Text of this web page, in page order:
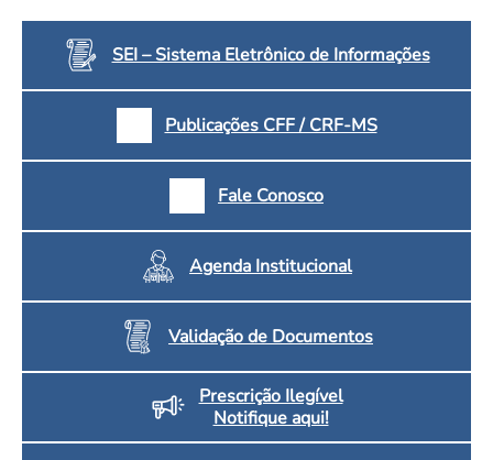
Consulta de Farmacêuticos e Estabelecimentos Inscritos no CRF/MS
Calendário Eleitoral
Candidatos
Dúvidas Frequentes
Eleições Anteriores
SEI – Sistema Eletrônico de Informações
Publicações CFF / CRF-MS
Fale Conosco
Agenda Institucional
Validação de Documentos
Prescrição Ilegível
Notifique aqui!